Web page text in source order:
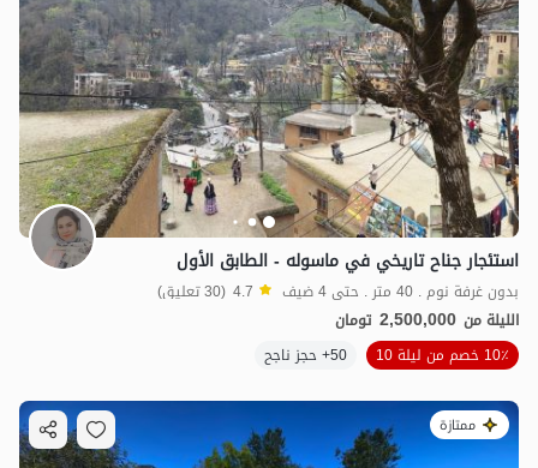
استئجار جناح تاريخي في ماسوله - الطابق الأول
بدون غرفة نوم . 40 متر . حتى 4 ضيف 4.7 (30 تعليق)
الليلة من 2,500,000 تومان
10٪ خصم من ليلة 10
50+ حجز ناجح
ممتازة